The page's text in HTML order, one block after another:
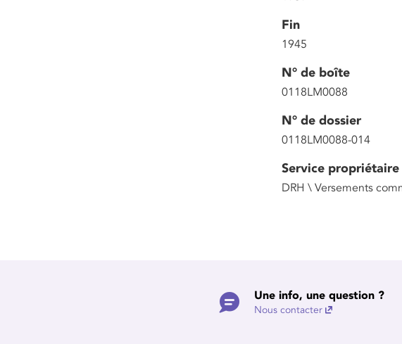
Fin
1945
N° de boîte
0118LM0088
N° de dossier
0118LM0088-014
Service propriétaire
DRH \ Versements
Une info, une question ?
Nous contacter